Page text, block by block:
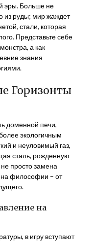
эры. Больше не
из руды; мир жаждет
стали, которая
Представьте себе
а как
знания
Горизонты
доменной печи,
экологичным
и неуловимый газ,
сталь, рожденную
просто замена
философии – от
на
в игру вступают